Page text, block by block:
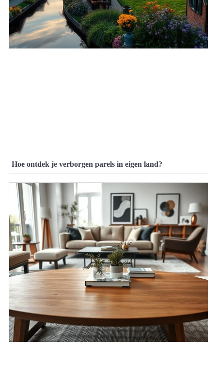
Hoe ontdek je verborgen parels in eigen land?